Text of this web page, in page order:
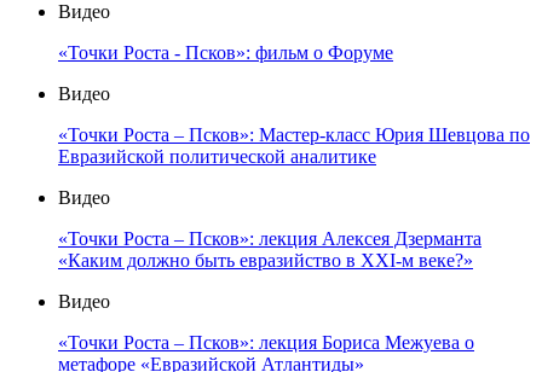
Видео
«Точки Роста - Псков»: фильм о Форуме
Видео
«Точки Роста – Псков»: Мастер-класс Юрия Шевцова по
Евразийской политической аналитике
Видео
«Точки Роста – Псков»: лекция Алексея Дзерманта
«Каким должно быть евразийство в XXI-м веке?»
Видео
«Точки Роста – Псков»: лекция Бориса Межуева о
метафоре «Евразийской Атлантиды»